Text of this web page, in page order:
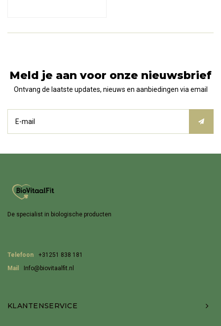
Meld je aan voor onze nieuwsbrief
Ontvang de laatste updates, nieuws en aanbiedingen via email
De specialist in biologische producten
Telefoon
+31251 838 181
Mail
Info@biovitaalfit.nl
KLANTENSERVICE